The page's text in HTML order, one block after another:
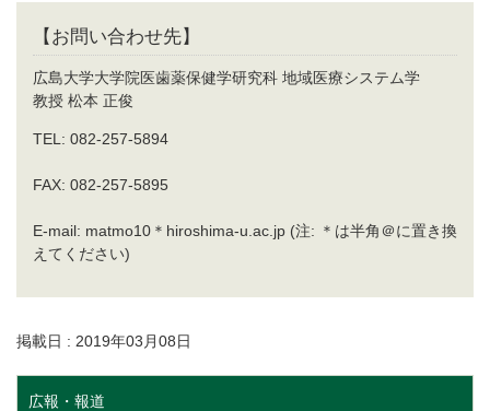
【お問い合わせ先】
広島大学大学院医歯薬保健学研究科 地域医療システム学
教授 松本 正俊
TEL: 082-257-5894
FAX: 082-257-5895
E-mail: matmo10＊hiroshima-u.ac.jp (注: ＊は半角＠に置き換
えてください)
掲載日 : 2019年03月08日
広報・報道